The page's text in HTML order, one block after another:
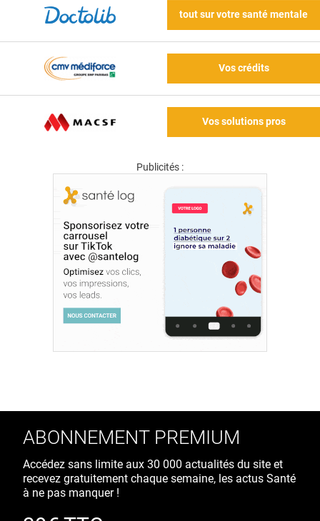
tout sur votre santé mentale
Vos crédits
Vos solutions pros
Publicités :
ABONNEMENT PREMIUM
Accédez sans limite aux 30 000 actualités du site et
recevez gratuitement chaque semaine, les actus Santé
à ne pas manquer !